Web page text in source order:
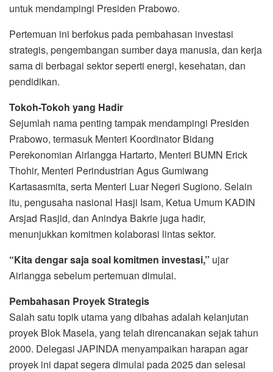
untuk mendampingi Presiden Prabowo.
Pertemuan ini berfokus pada pembahasan investasi
strategis, pengembangan sumber daya manusia, dan kerja
sama di berbagai sektor seperti energi, kesehatan, dan
pendidikan.
Tokoh-Tokoh yang Hadir
Sejumlah nama penting tampak mendampingi Presiden
Prabowo, termasuk Menteri Koordinator Bidang
Perekonomian Airlangga Hartarto, Menteri BUMN Erick
Thohir, Menteri Perindustrian Agus Gumiwang
Kartasasmita, serta Menteri Luar Negeri Sugiono. Selain
itu, pengusaha nasional Hasji Isam, Ketua Umum KADIN
Arsjad Rasjid, dan Anindya Bakrie juga hadir,
menunjukkan komitmen kolaborasi lintas sektor.
“Kita dengar saja soal komitmen investasi,” ujar
Airlangga sebelum pertemuan dimulai.
Pembahasan Proyek Strategis
Salah satu topik utama yang dibahas adalah kelanjutan
proyek Blok Masela, yang telah direncanakan sejak tahun
2000. Delegasi JAPINDA menyampaikan harapan agar
proyek ini dapat segera dimulai pada 2025 dan selesai